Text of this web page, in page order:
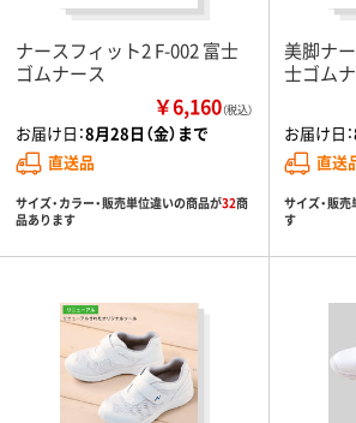
ナースフィット2 F-002 富士
ゴムナース
￥6,160（税込）
お届け日：8月28日（金）まで
直送品
サイズ・カラー・販売単位違いの商品が32商
品あります
美脚ナ
士ゴム
お届け日：
直送
サイズ・販
す